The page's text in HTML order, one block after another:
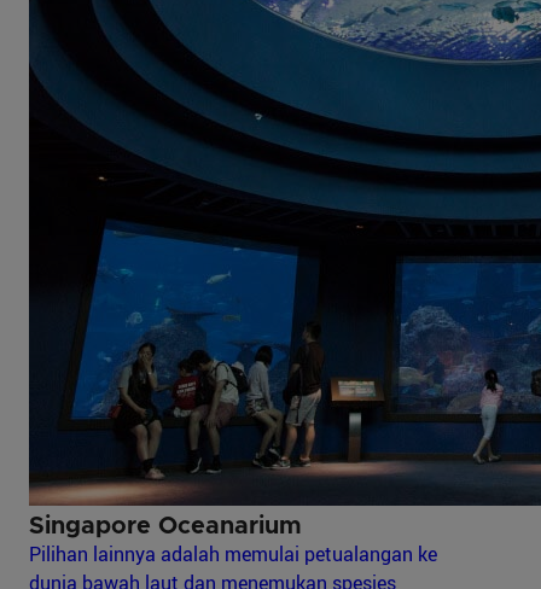
Singapore Oceanarium
Pilihan lainnya adalah memulai petualangan ke
dunia bawah laut dan menemukan spesies